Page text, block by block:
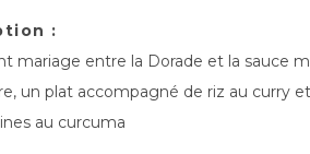
:
mariage entre la Dorade et la sauce
un plat accompagné de riz au curry
au curcuma